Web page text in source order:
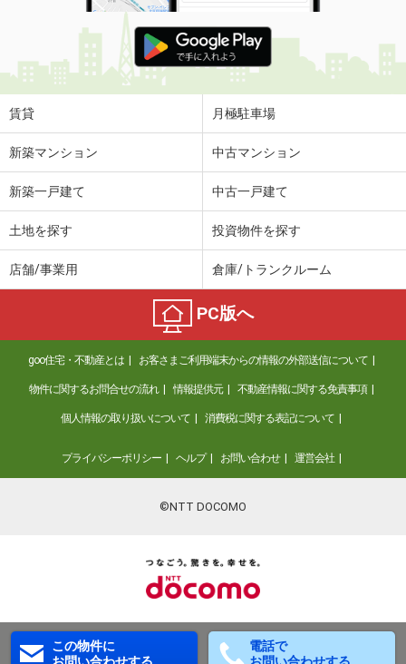
賃貸 月極駐車場
新築マンション 中古マンション
新築一戸建て 中古一戸建て
土地を探す 投資物件を探す
店舗/事業用 倉庫/トランクルーム
PC版へ
goo住宅・不動産とは お客さまご利用端末からの情報の外部送信について
物件に関するお問合せの流れ 情報提供元 不動産情報に関する免責事項
個人情報の取り扱いについて 消費税に関する表記について
プライバシーポリシー ヘルプ お問い合わせ 運営会社
©NTT DOCOMO
この物件に
電話で